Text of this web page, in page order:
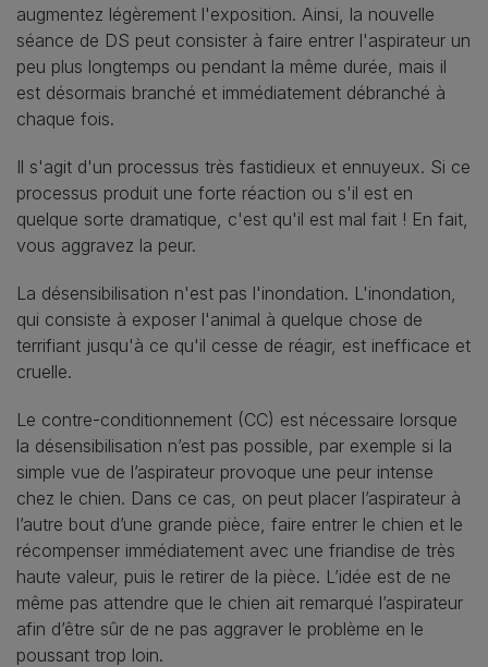
augmentez légèrement l'exposition. Ainsi, la nouvelle
séance de DS peut consister à faire entrer l'aspirateur un
peu plus longtemps ou pendant la même durée, mais il
est désormais branché et immédiatement débranché à
chaque fois.
Il s'agit d'un processus très fastidieux et ennuyeux. Si ce
processus produit une forte réaction ou s'il est en
quelque sorte dramatique, c'est qu'il est mal fait ! En fait,
vous aggravez la peur.
La désensibilisation n'est pas l'inondation. L'inondation,
qui consiste à exposer l'animal à quelque chose de
terrifiant jusqu'à ce qu'il cesse de réagir, est inefficace et
cruelle.
Le contre-conditionnement (CC) est nécessaire lorsque
la désensibilisation n’est pas possible, par exemple si la
simple vue de l’aspirateur provoque une peur intense
chez le chien. Dans ce cas, on peut placer l’aspirateur à
l’autre bout d’une grande pièce, faire entrer le chien et le
récompenser immédiatement avec une friandise de très
haute valeur, puis le retirer de la pièce. L’idée est de ne
même pas attendre que le chien ait remarqué l’aspirateur
afin d’être sûr de ne pas aggraver le problème en le
poussant trop loin.